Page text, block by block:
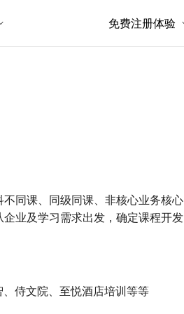
免费注册体验
同课、同级同课、非核心业务核心
业及学习需求出发，确定课程开发
侍文院、至悦酒店培训等等